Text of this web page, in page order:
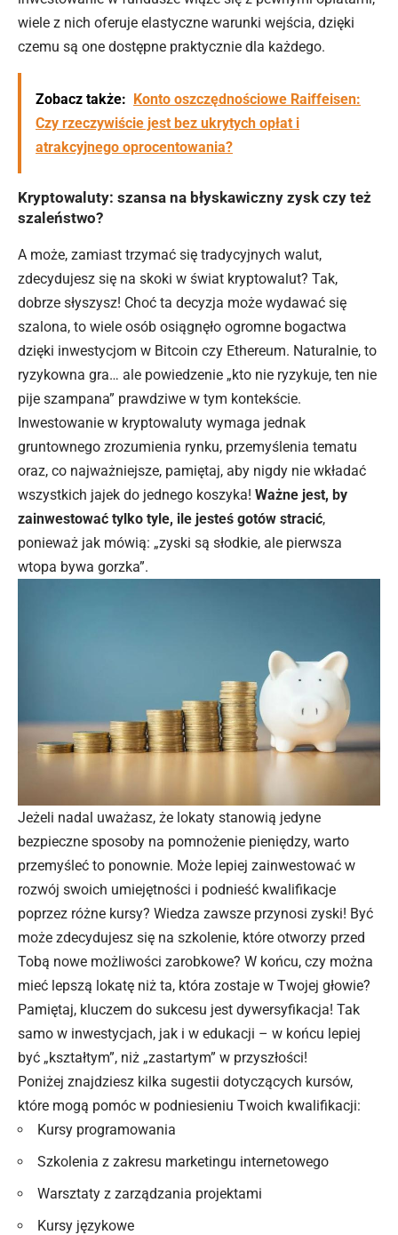
wiele z nich oferuje elastyczne warunki wejścia, dzięki
czemu są one dostępne praktycznie dla każdego.
Zobacz także: Konto oszczędnościowe Raiffeisen:
Czy rzeczywiście jest bez ukrytych opłat i
atrakcyjnego oprocentowania?
Kryptowaluty: szansa na błyskawiczny zysk czy też
szaleństwo?
A może, zamiast trzymać się tradycyjnych walut,
zdecydujesz się na skoki w świat kryptowalut? Tak,
dobrze słyszysz! Choć ta decyzja może wydawać się
szalona, to wiele osób osiągnęło ogromne bogactwa
dzięki inwestycjom w Bitcoin czy Ethereum. Naturalnie, to
ryzykowna gra… ale powiedzenie „kto nie ryzykuje, ten nie
pije szampana” prawdziwe w tym kontekście.
Inwestowanie w kryptowaluty wymaga jednak
gruntownego zrozumienia rynku, przemyślenia tematu
oraz, co najważniejsze, pamiętaj, aby nigdy nie wkładać
wszystkich jajek do jednego koszyka! Ważne jest, by
zainwestować tylko tyle, ile jesteś gotów stracić,
ponieważ jak mówią: „zyski są słodkie, ale pierwsza
wtopa bywa gorzka”.
Jeżeli nadal uważasz, że lokaty stanowią jedyne
bezpieczne sposoby na pomnożenie pieniędzy, warto
przemyśleć to ponownie. Może lepiej zainwestować w
rozwój swoich umiejętności i podnieść kwalifikacje
poprzez różne kursy? Wiedza zawsze przynosi zyski! Być
może zdecydujesz się na szkolenie, które otworzy przed
Tobą nowe możliwości zarobkowe? W końcu, czy można
mieć lepszą lokatę niż ta, która zostaje w Twojej głowie?
Pamiętaj, kluczem do sukcesu jest dywersyfikacja! Tak
samo w inwestycjach, jak i w edukacji – w końcu lepiej
być „kształtym”, niż „zastartym” w przyszłości!
Poniżej znajdziesz kilka sugestii dotyczących kursów,
które mogą pomóc w podniesieniu Twoich kwalifikacji:
Kursy programowania
Szkolenia z zakresu marketingu internetowego
Warsztaty z zarządzania projektami
Kursy językowe